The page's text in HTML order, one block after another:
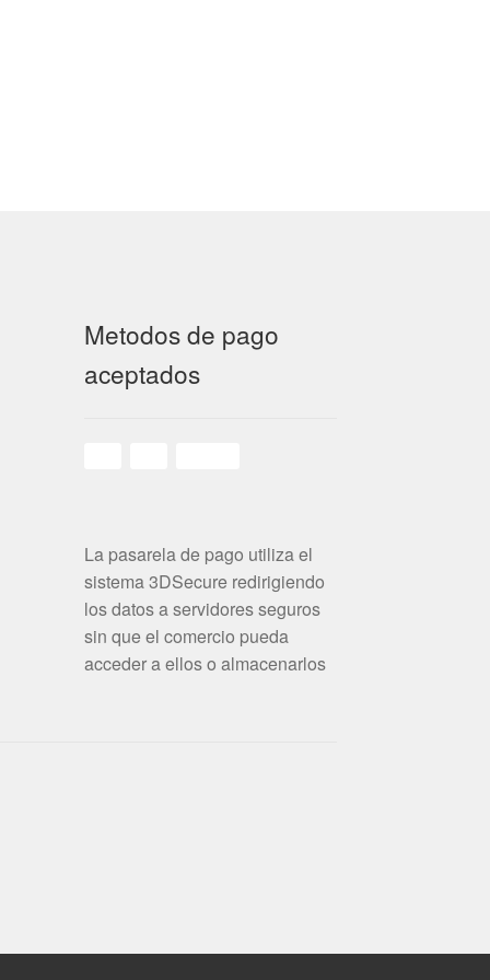
Metodos de pago
aceptados
La pasarela de pago utiliza el
sistema 3DSecure redirigiendo
los datos a servidores seguros
sin que el comercio pueda
acceder a ellos o almacenarlos